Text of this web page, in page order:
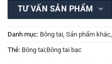
TƯ VẤN SẢN PHẨM
Danh mục: Bông tai, Sản phẩm khác,
Thẻ: Bông tai;Bông tai bạc